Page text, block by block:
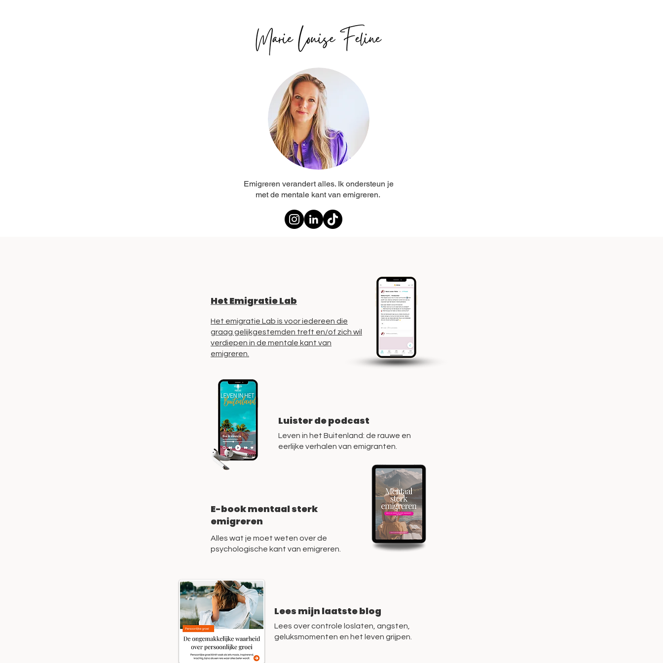
Emigreren verandert alles. Ik ondersteun je
met de mentale kant van emigreren.
Het Emigratie Lab
Het emigratie Lab is voor iedereen die
graag gelijkgestemden treft en/of zich wil
verdiepen in de mentale kant van
emigreren.
Luister de podcast
Leven in het Buitenland: de rauwe en
eerlijke verhalen van emigranten.
Alles wat je moet weten over de
psychologische kant van emigreren.
E-book mentaal sterk
emigreren
Lees mijn laatste blog
Lees over controle loslaten, angsten,
geluksmomenten en het leven grijpen.